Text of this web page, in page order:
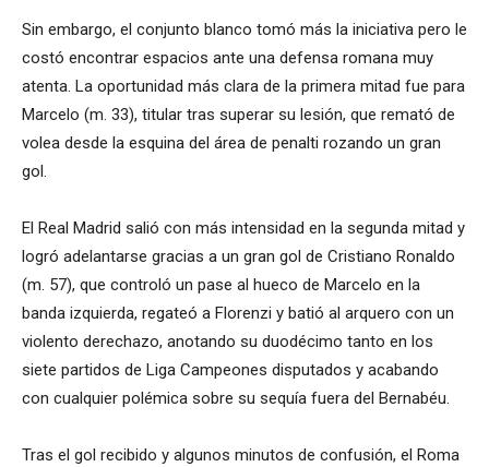
Sin embargo, el conjunto blanco tomó más la iniciativa pero le
costó encontrar espacios ante una defensa romana muy
atenta. La oportunidad más clara de la primera mitad fue para
Marcelo (m. 33), titular tras superar su lesión, que remató de
volea desde la esquina del área de penalti rozando un gran
gol.
El Real Madrid salió con más intensidad en la segunda mitad y
logró adelantarse gracias a un gran gol de Cristiano Ronaldo
(m. 57), que controló un pase al hueco de Marcelo en la
banda izquierda, regateó a Florenzi y batió al arquero con un
violento derechazo, anotando su duodécimo tanto en los
siete partidos de Liga Campeones disputados y acabando
con cualquier polémica sobre su sequía fuera del Bernabéu.
Tras el gol recibido y algunos minutos de confusión, el Roma